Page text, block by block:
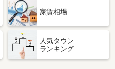
家賃相場
人気タウン
ランキング